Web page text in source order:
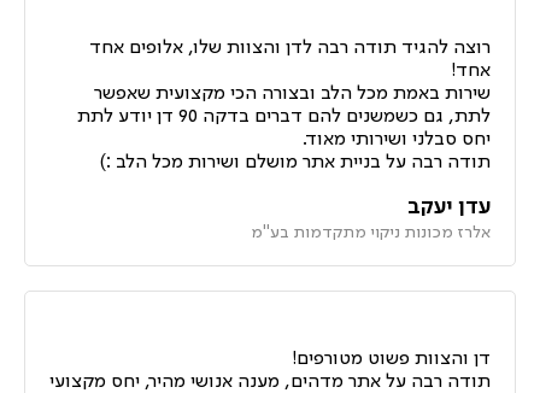
רוצה להגיד תודה רבה לדן והצוות שלו, אלופים אחד
אחד!
שירות באמת מכל הלב ובצורה הכי מקצועית שאפשר
לתת, גם כשמשנים להם דברים בדקה 90 דן יודע לתת
יחס סבלני ושירותי מאוד.
תודה רבה על בניית אתר מושלם ושירות מכל הלב :)
עדן יעקב
אלרז מכונות ניקוי מתקדמות בע"מ
דן והצוות פשוט מטורפים!
תודה רבה על אתר מדהים, מענה אנושי מהיר, יחס מקצועי